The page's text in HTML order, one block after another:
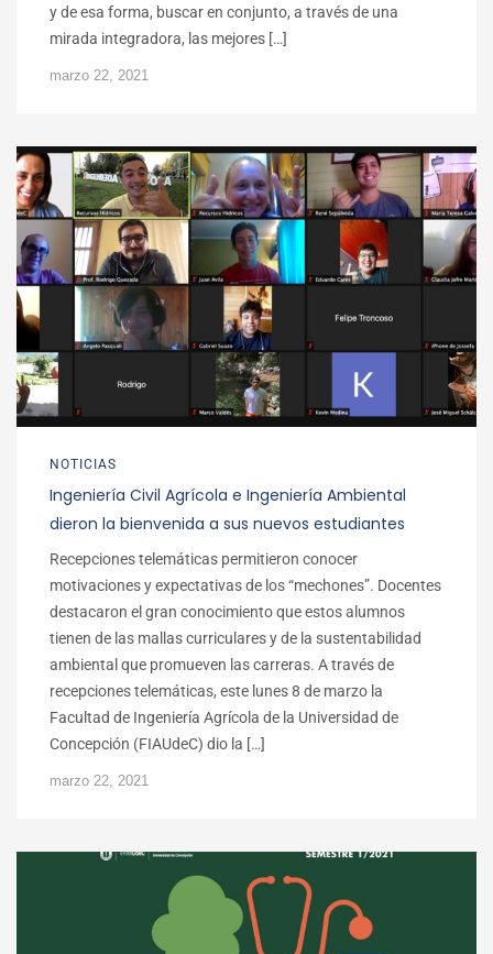
y de esa forma, buscar en conjunto, a través de una
mirada integradora, las mejores […]
marzo 22, 2021
NOTICIAS
Ingeniería Civil Agrícola e Ingeniería Ambiental
dieron la bienvenida a sus nuevos estudiantes
Recepciones telemáticas permitieron conocer
motivaciones y expectativas de los “mechones”. Docentes
destacaron el gran conocimiento que estos alumnos
tienen de las mallas curriculares y de la sustentabilidad
ambiental que promueven las carreras. A través de
recepciones telemáticas, este lunes 8 de marzo la
Facultad de Ingeniería Agrícola de la Universidad de
Concepción (FIAUdeC) dio la […]
marzo 22, 2021